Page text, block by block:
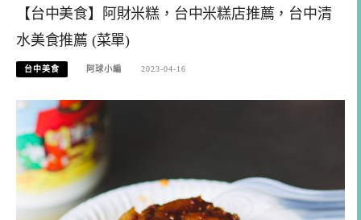
【台中美食】阿財米糕，台中米糕店推薦，台中清
水美食推薦 (菜單)
台中美食 阿球小編 2023-04-16